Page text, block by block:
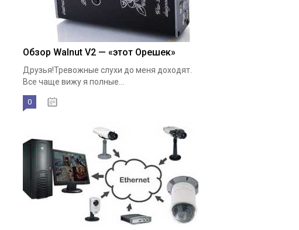
Обзор Walnut V2 — «этот Орешек»
Друзья!Тревожные слухи до меня доходят.
Все чаще вижу я полные...
0